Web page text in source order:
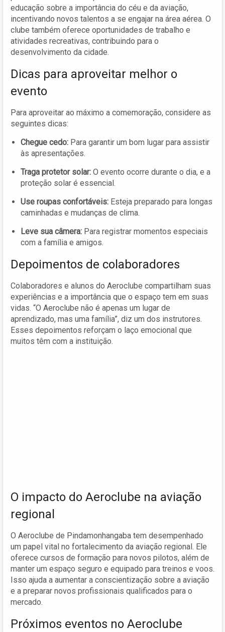
educação sobre a importância do céu e da aviação,
incentivando novos talentos a se engajar na área aérea. O
clube também oferece oportunidades de trabalho e
atividades recreativas, contribuindo para o
desenvolvimento da cidade.
Dicas para aproveitar melhor o
evento
Para aproveitar ao máximo a comemoração, considere as
seguintes dicas:
Chegue cedo: Para garantir um bom lugar para assistir
às apresentações.
Traga protetor solar: O evento ocorre durante o dia, e a
proteção solar é essencial.
Use roupas confortáveis: Esteja preparado para longas
caminhadas e mudanças de clima.
Leve sua câmera: Para registrar momentos especiais
com a família e amigos.
Depoimentos de colaboradores
Colaboradores e alunos do Aeroclube compartilham suas
experiências e a importância que o espaço tem em suas
vidas. “O Aeroclube não é apenas um lugar de
aprendizado, mas uma família”, diz um dos instrutores.
Esses depoimentos reforçam o laço emocional que
muitos têm com a instituição.
O impacto do Aeroclube na aviação
regional
O Aeroclube de Pindamonhangaba tem desempenhado
um papel vital no fortalecimento da aviação regional. Ele
oferece cursos de formação para novos pilotos, além de
manter um espaço seguro e equipado para treinos e voos.
Isso ajuda a aumentar a conscientização sobre a aviação
e a preparar novos profissionais qualificados para o
mercado.
Próximos eventos no Aeroclube